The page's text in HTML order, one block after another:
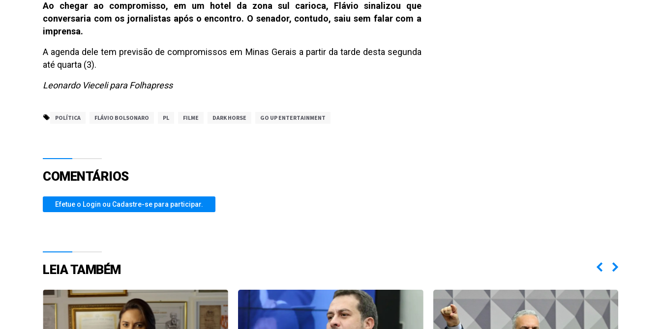
Ao chegar ao compromisso, em um hotel da zona sul carioca, Flávio sinalizou que
conversaria com os jornalistas após o encontro. O senador, contudo, saiu sem falar com a
imprensa.
A agenda dele tem previsão de compromissos em Minas Gerais a partir da tarde desta segunda
até quarta (3).
Leonardo Vieceli para Folhapress
POLÍTICA FLÁVIO BOLSONARO PL FILME DARK HORSE GO UP ENTERTAINMENT
COMENTÁRIOS
Efetue o Login ou Cadastre-se para participar.
LEIA TAMBÉM